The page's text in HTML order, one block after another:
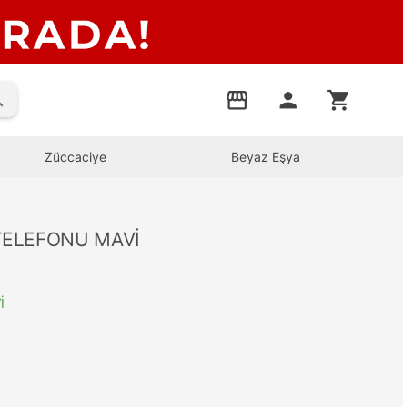
storefront person shopping_cart
Züccaciye Beyaz Eşya
MAVİ